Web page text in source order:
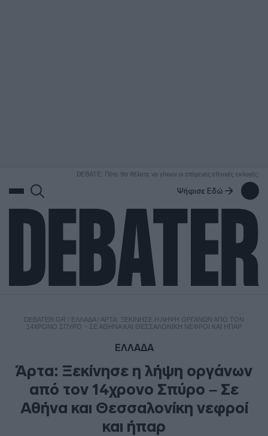
DEBATE: Πότε θα θέλατε να γίνουν οι επόμενες εθνικές εκλογές;
Ψήφισε Εδώ
DEBATER.GR / ΕΛΛΑΔΑ/ ΆΡΤΑ: ΞΕΚΊΝΗΣΕ Η ΛΉΨΗ ΟΡΓΆΝΩΝ ΑΠΌ ΤΟΝ
14ΧΡΟΝΟ ΣΠΎΡΟ – ΣΕ ΑΘΉΝΑ ΚΑΙ ΘΕΣΣΑΛΟΝΊΚΗ ΝΕΦΡΟΊ ΚΑΙ ΉΠΑΡ
ΕΛΛΑΔΑ
Άρτα: Ξεκίνησε η λήψη οργάνων
από τον 14χρονο Σπύρο – Σε
Αθήνα και Θεσσαλονίκη νεφροί
και ήπαρ